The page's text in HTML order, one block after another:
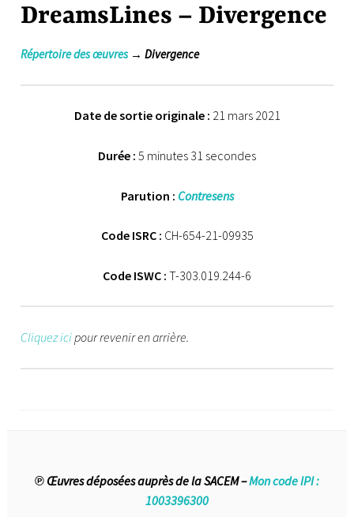
DreamsLines – Divergence
Répertoire des œuvres→ Divergence
Date de sortie originale : 21 mars 2021
Durée : 5 minutes 31 secondes
Parution : Contresens
Code ISRC : CH-654-21-09935
Code ISWC : T-303.019.244-6
Cliquez ici pour revenir en arrière.
℗ Œuvres déposées auprès de la SACEM –Mon code IPI :
1003396300